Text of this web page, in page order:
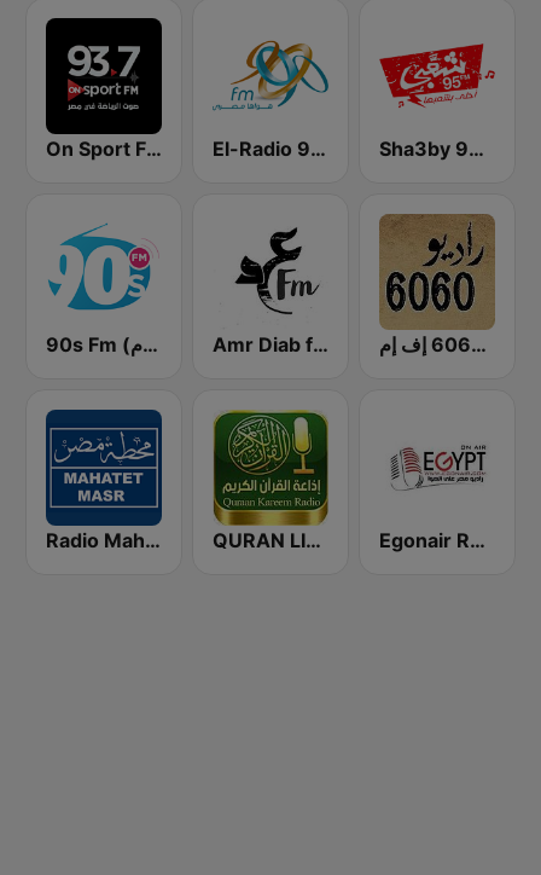
On Sport FM El-Radio‎ 9090 (الراديو٩٠٩٠) Sha3by 95 FM
90s Fm (تسعينات اف ام) Amr Diab fm عمرو دياب راديو 6060 إف إم
Radio Mahatet Masr (محطة مصر) QURAN LIVE RADIO Egonair Radio (راديو مصر على الهوا)